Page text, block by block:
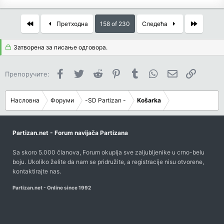
First Претходна 158 of 230 Следећа Last
Затворена за писање одговора.
Препоручите: FacebookTwitter Reddit PinterestTumblr WhatsApp
Имејл
Насловна Форуми -SD Partizan - Košarka
Partizan.net - Forum navijača Partizana
Sa skoro 5.000 članova, Forum okuplja sve zaljubljenike u crno-belu
boju. Ukoliko želite da nam se pridružite, a registracije nisu otvorene,
kontaktirajte nas.
Partizan.net - Online since 1992